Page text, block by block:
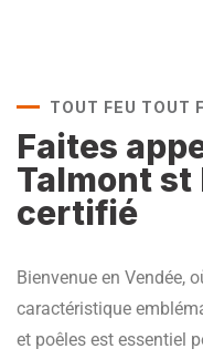
TOUT FEU TOUT
Faites
Talmont
certifié
Bienvenue en Vendée,
caractéristique
et poêles est essentiel